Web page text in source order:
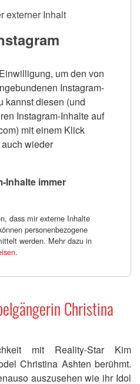
externer Inhalt
um den von
Instagram-
kannst diesen (und
Instagram-Inhalte auf
mit einem Klick
wieder
Inhalte immer
dass mir externe Inhalte
personenbezogene
werden. Mehr dazu in
.
Christina
mit Reality-Star Kim
Christina Ashten berühmt.
auszusehen wie ihr Idol